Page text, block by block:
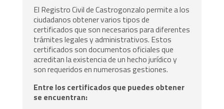
El Registro Civil de Castrogonzalo permite a los
ciudadanos obtener varios tipos de
certificados que son necesarios para diferentes
trámites legales y administrativos. Estos
certificados son documentos oficiales que
acreditan la existencia de un hecho jurídico y
son requeridos en numerosas gestiones.
Entre los certificados que puedes obtener
se encuentran: